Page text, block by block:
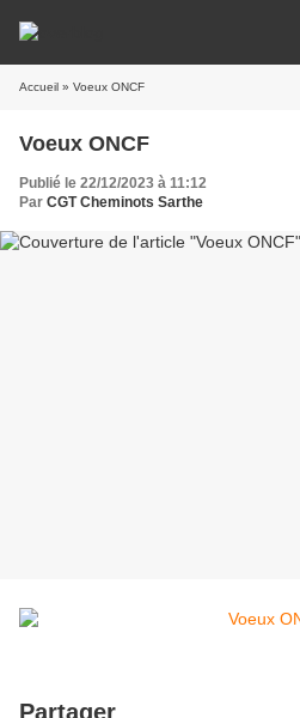
Accueil » Voeux ONCF
Voeux ONCF
Publié le 22/12/2023 à 11:12
Par CGT Cheminots Sarthe
Partager